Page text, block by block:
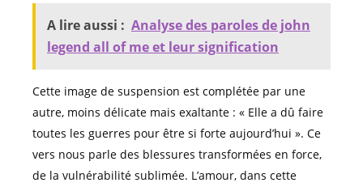
A lire aussi : Analyse des paroles de john
legend all of me et leur signification
Cette image de suspension est complétée par une
autre, moins délicate mais exaltante : « Elle a dû faire
toutes les guerres pour être si forte aujourd’hui ». Ce
vers nous parle des blessures transformées en force,
de la vulnérabilité sublimée. L’amour, dans cette